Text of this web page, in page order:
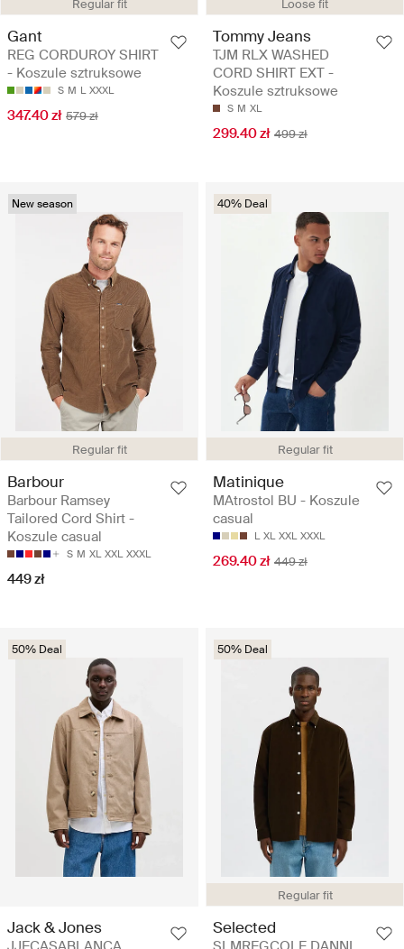
Regular fit
Gant
REG CORDUROY SHIRT
- Koszule sztruksowe
S M L XXXL
347.40 zł 579 zł
Loose fit
Tommy Jeans
TJM RLX WASHED
CORD SHIRT EXT -
Koszule sztruksowe
S M XL
299.40 zł 499 zł
Regular fit
New season
Barbour
Barbour Ramsey
Tailored Cord Shirt -
Koszule casual
S M XL XXL XXXL
449 zł
Regular fit
40% Deal
Matinique
MAtrostol BU - Koszule
casual
L XL XXL XXXL
269.40 zł 449 zł
50% Deal
Jack & Jones
Regular fit
50% Deal
Selected